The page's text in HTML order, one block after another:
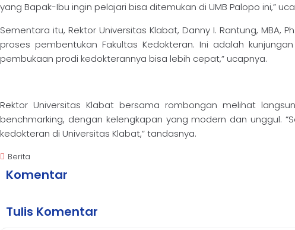
yang Bapak-Ibu ingin pelajari bisa ditemukan di UMB Palopo ini,”
Sementara itu, Rektor Universitas Klabat, Danny I. Rantung, MBA,
proses pembentukan Fakultas Kedokteran. Ini adalah
pembukaan prodi kedokterannya bisa lebih cepat,” ucapnya.
Rektor Universitas Klabat bersama rombongan melihat
benchmarking, dengan kelengkapan yang modern dan unggul.
kedokteran di Universitas Klabat,” tandasnya.
Berita
Komentar
Tulis Komentar